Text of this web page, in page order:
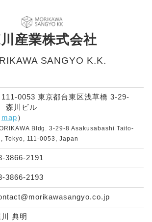
産業株式会社
SANGYO K.K.
111-0053 東京都台東区浅草橋 3-29-
川ビル
map）
Bldg. 3-29-8 Asakusabashi Taito-
Tokyo, 111-0053, Japan
3866-2191
3866-2193
典明